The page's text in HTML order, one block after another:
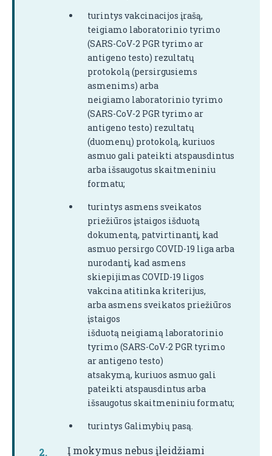
turintys vakcinacijos įrašą,
teigiamo laboratorinio tyrimo
(SARS-CoV-2 PGR tyrimo ar
antigeno testo) rezultatų
protokolą (persirgusiems
asmenims) arba
neigiamo laboratorinio tyrimo
(SARS-CoV-2 PGR tyrimo ar
antigeno testo) rezultatų
(duomenų) protokolą, kuriuos
asmuo gali pateikti atspausdintus
arba išsaugotus skaitmeniniu
formatu;
turintys asmens sveikatos
priežiūros įstaigos išduotą
dokumentą, patvirtinantį, kad
asmuo persirgo COVID-19 liga arba
nurodantį, kad asmens
skiepijimas COVID-19 ligos
vakcina atitinka kriterijus,
arba asmens sveikatos priežiūros
įstaigos
išduotą neigiamą laboratorinio
tyrimo (SARS-CoV-2 PGR tyrimo
ar antigeno testo)
atsakymą, kuriuos asmuo gali
pateikti atspausdintus arba
išsaugotus skaitmeniniu formatu;
turintys Galimybių pasą.
Į mokymus nebus įleidžiami